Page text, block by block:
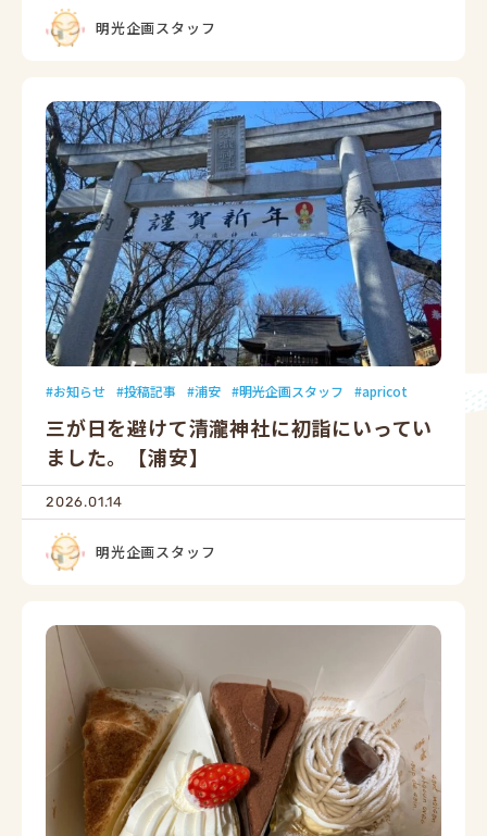
明光企画スタッフ
お知らせ 投稿記事 浦安 明光企画スタッフ apricot
三が日を避けて清瀧神社に初詣にいってい
ました。【浦安】
2026.01.14
明光企画スタッフ